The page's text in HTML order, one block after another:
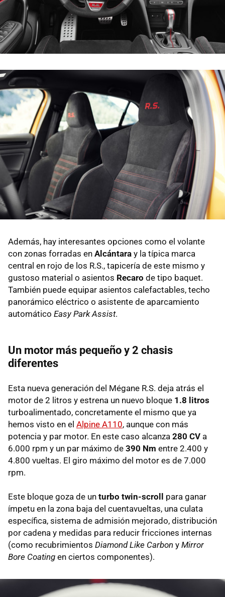
Además, hay interesantes opciones como el volante
con zonas forradas en Alcántara y la típica marca
central en rojo de los R.S., tapicería de este mismo y
gustoso material o asientos Recaro de tipo baquet.
También puede equipar asientos calefactables, techo
panorámico eléctrico o asistente de aparcamiento
automático Easy Park Assist.
Un motor más pequeño y 2 chasis
diferentes
Esta nueva generación del Mégane R.S. deja atrás el
motor de 2 litros y estrena un nuevo bloque 1.8 litros
turboalimentado, concretamente el mismo que ya
hemos visto en el Alpine A110, aunque con más
potencia y par motor. En este caso alcanza 280 CV a
6.000 rpm y un par máximo de 390 Nm entre 2.400 y
4.800 vueltas. El giro máximo del motor es de 7.000
rpm.
Este bloque goza de un turbo twin-scroll
para ganar
ímpetu en la zona baja del cuentavueltas, una culata
específica, sistema de admisión mejorado, distribución
por cadena y medidas para reducir fricciones internas
(como recubrimientos Diamond Like Carbon y Mirror
Bore Coating en ciertos componentes).